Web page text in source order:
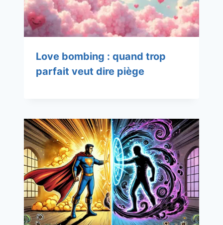
Love bombing : quand trop
parfait veut dire piège